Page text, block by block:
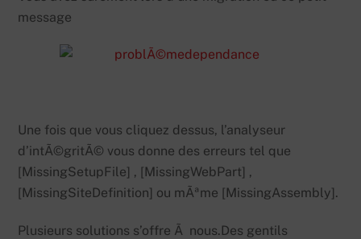
message
Une fois que vous cliquez dessus, l’analyseur
d’intÃ©gritÃ© vous donne des erreurs tel que
[MissingSetupFile] , [MissingWebPart] ,
[MissingSiteDefinition] ou mÃªme [MissingAssembly].
Plusieurs solutions s’offre Ã nous.Des gentils